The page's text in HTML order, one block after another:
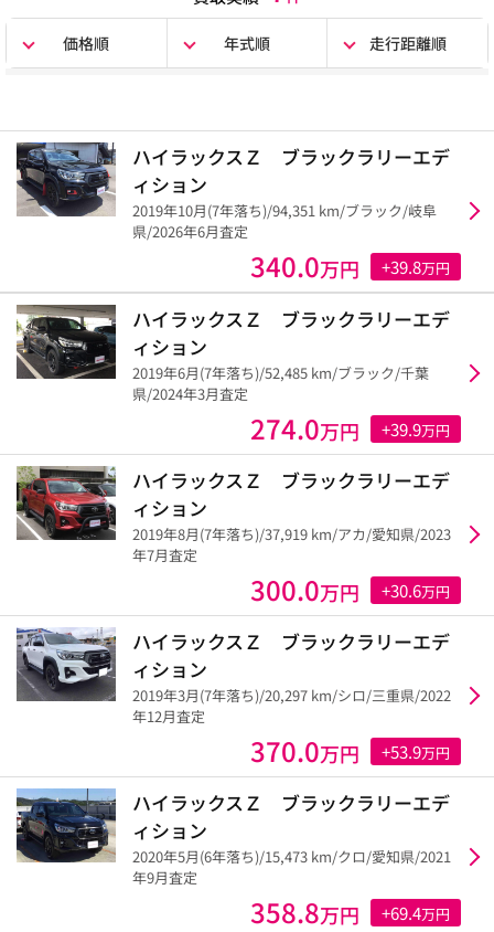
価格順 年式順 走行距離順
ハイラックスＺ ブラックラリーエデ
ィション
2019年10月(7年落ち)/94,351 km/ブラック/岐阜
県/2026年6月査定
340.0万円 +39.8万円
ハイラックスＺ ブラックラリーエデ
ィション
2019年6月(7年落ち)/52,485 km/ブラック/千葉
県/2024年3月査定
274.0万円 +39.9万円
ハイラックスＺ ブラックラリーエデ
ィション
2019年8月(7年落ち)/37,919 km/アカ/愛知県/2023
年7月査定
300.0万円 +30.6万円
ハイラックスＺ ブラックラリーエデ
ィション
2019年3月(7年落ち)/20,297 km/シロ/三重県/2022
年12月査定
370.0万円 +53.9万円
ハイラックスＺ ブラックラリーエデ
ィション
2020年5月(6年落ち)/15,473 km/クロ/愛知県/2021
年9月査定
358.8万円 +69.4万円